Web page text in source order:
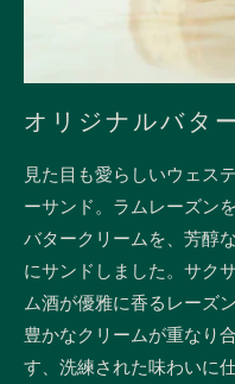
オリジナルバタ
見た目も愛らしいウェス
ーサンド。ラムレーズン
バタークリームを、芳醇
にサンドしました。サク
ム酒が優雅に香るレーズ
豊かなクリームが重なり
す、洗練された味わいに